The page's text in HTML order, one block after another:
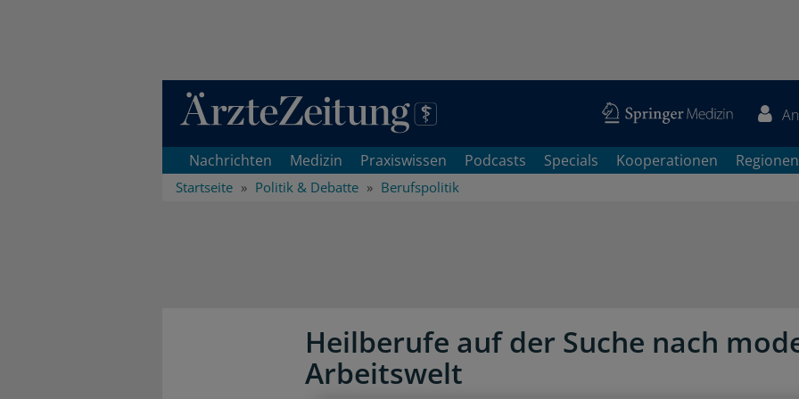
Direkt zum Inhaltsbereich
Nachrichten Medizin Praxiswissen Podcasts Specials Kooperationen Regionen
Startseite Politik & Debatte Berufspolitik
Heilberufe auf der Suche nach
Arbeitswelt